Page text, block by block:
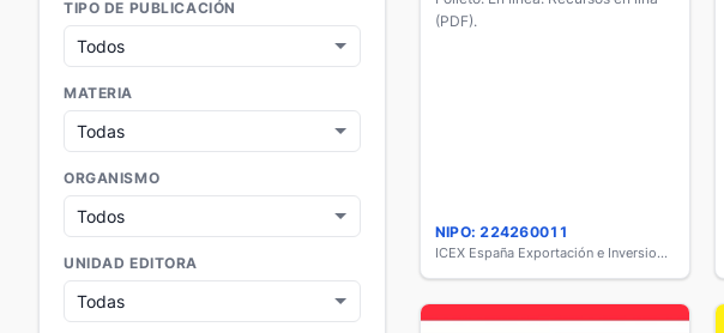
TIPO DE PUBLICACIÓN
MATERIA
ORGANISMO
UNIDAD EDITORA
(PDF).
NIPO: 224260011
ICEX España Exportación e Inversiones